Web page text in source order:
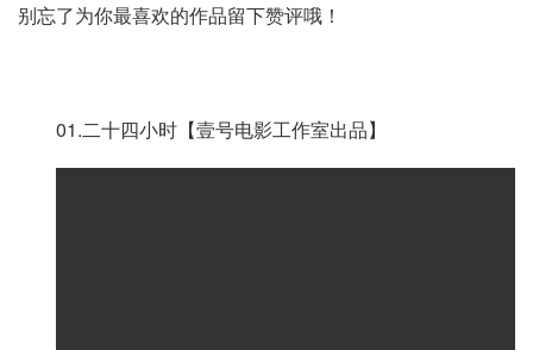
别忘了为你最喜欢的作品留下赞评哦！
01.二十四小时【壹号电影工作室出品】